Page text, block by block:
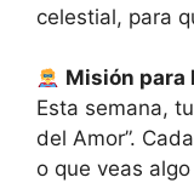
celestial, para
Misión para
Esta semana,
del Amor”.
o que veas